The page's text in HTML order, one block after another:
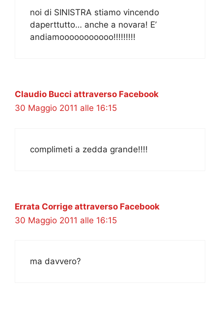
noi di SINISTRA stiamo vincendo
daperttutto… anche a novara! E’
andiamooooooooooo!!!!!!!!!
Claudio Bucci attraverso Facebook
30 Maggio 2011 alle 16:15
complimeti a zedda grande!!!!
Errata Corrige attraverso Facebook
30 Maggio 2011 alle 16:15
ma davvero?